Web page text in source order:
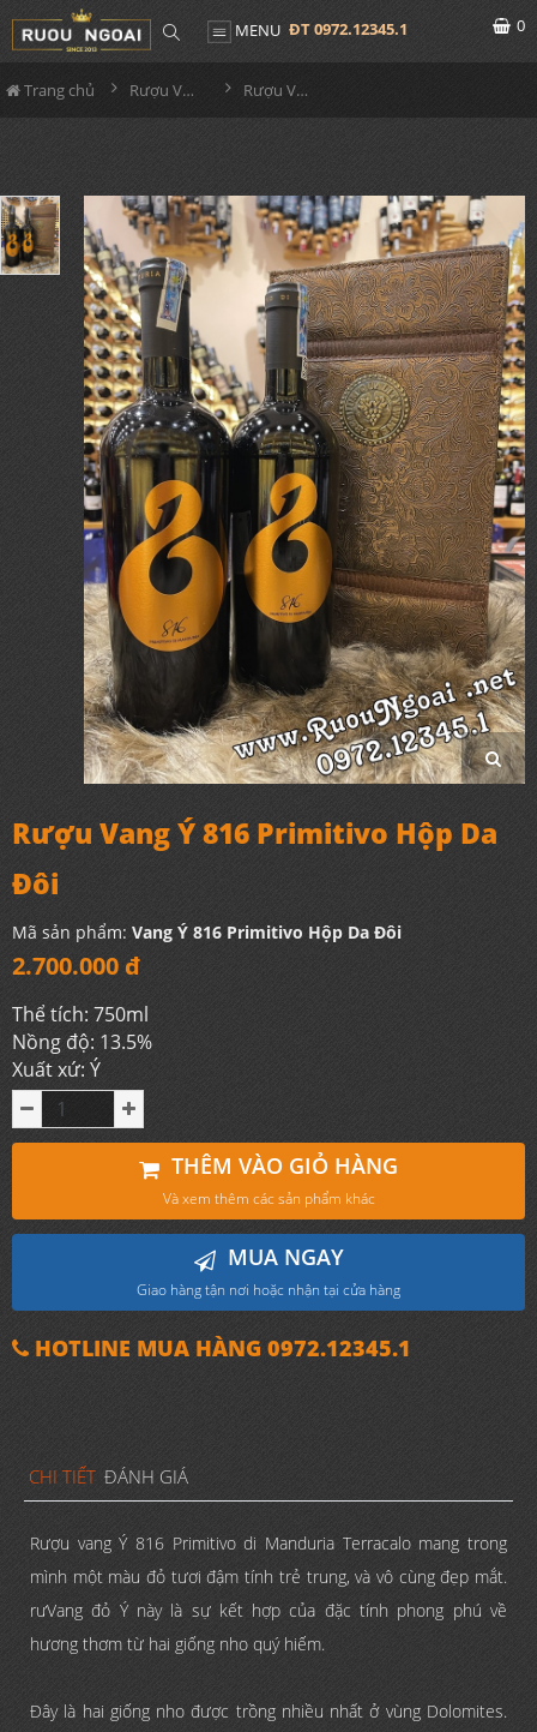
MENU ĐT 0972.12345.1 0
Trang chủ Rượu Vang Hộp Quà Rượu Vang Ý 816 Primitivo Hộp Da Đôi
Rượu Vang Ý 816 Primitivo Hộp Da
Đôi
Mã sản phẩm: Vang Ý 816 Primitivo Hộp Da Đôi
2.700.000 đ
Thể tích: 750ml
Nồng độ: 13.5%
Xuất xứ: Ý
THÊM VÀO GIỎ HÀNG
Và xem thêm các sản phẩm khác
MUA NGAY
Giao hàng tận nơi hoặc nhận tại cửa hàng
HOTLINE MUA HÀNG 0972.12345.1
CHI TIẾT ĐÁNH GIÁ
Rượu vang Ý 816 Primitivo di Manduria Terracalo mang trong
mình một màu đỏ tươi đậm tính trẻ trung, và vô cùng đẹp mắt.
rưVang đỏ Ý này là sự kết hợp của đặc tính phong phú về
hương thơm từ hai giống nho quý hiếm.
Đây là hai giống nho được trồng nhiều nhất ở vùng Dolomites.